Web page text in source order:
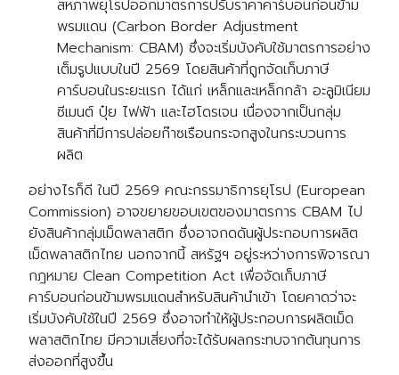
Search
for:
สหภาพยุโรปออกมาตรการปรับราคาคาร์บอนก่อนข้าม
พรมแดน (Carbon Border Adjustment
Mechanism: CBAM) ซึ่งจะเริ่มบังคับใช้มาตรการอย่าง
เต็มรูปแบบในปี 2569 โดยสินค้าที่ถูกจัดเก็บภาษี
คาร์บอนในระยะแรก ได้แก่ เหล็กและเหล็กกล้า อะลูมิเนียม
ซีเมนต์ ปุ๋ย ไฟฟ้า และไฮโดรเจน เนื่องจากเป็นกลุ่ม
สินค้าที่มีการปล่อยก๊าซเรือนกระจกสูงในกระบวนการ
ผลิต
อย่างไรก็ดี ในปี 2569 คณะกรรมาธิการยุโรป (European
Commission) อาจขยายขอบเขตของมาตรการ CBAM ไป
ยังสินค้ากลุ่มเม็ดพลาสติก ซึ่งอาจกดดันผู้ประกอบการผลิต
เม็ดพลาสติกไทย นอกจากนี้ สหรัฐฯ อยู่ระหว่างการพิจารณา
กฎหมาย Clean Competition Act เพื่อจัดเก็บภาษี
คาร์บอนก่อนข้ามพรมแดนสำหรับสินค้านำเข้า โดยคาดว่าจะ
เริ่มบังคับใช้ในปี 2569 ซึ่งอาจทำให้ผู้ประกอบการผลิตเม็ด
พลาสติกไทย มีความเสี่ยงที่จะได้รับผลกระทบจากต้นทุนการ
ส่งออกที่สูงขึ้น